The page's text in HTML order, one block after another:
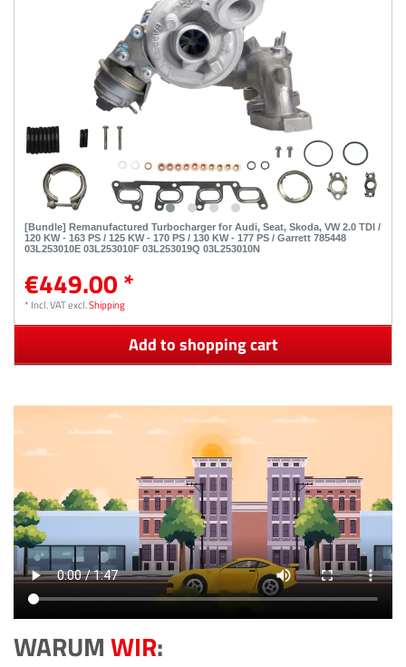
[Bundle] Remanufactured Turbocharger for Audi, Seat, Skoda, VW 2.0 TDI /
120 KW - 163 PS / 125 KW - 170 PS / 130 KW - 177 PS / Garrett 785448
03L253010E 03L253010F 03L253019Q 03L253010N
€449.00 *
* Incl. VATexcl.Shipping
Add to shopping cart
WARUMWIR: